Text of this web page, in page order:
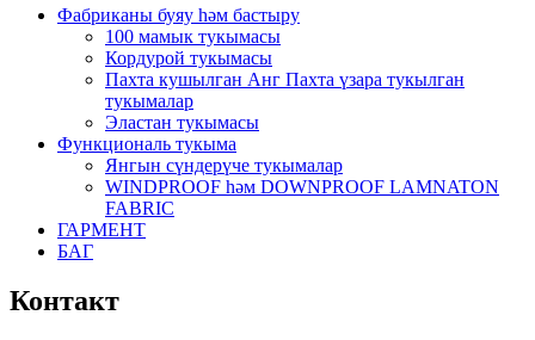
Фабриканы буяу һәм бастыру
100 мамык тукымасы
Кордурой тукымасы
Пахта кушылган Анг Пахта үзара тукылган
тукымалар
Эластан тукымасы
Функциональ тукыма
Янгын сүндерүче тукымалар
WINDPROOF һәм DOWNPROOF LAMNATON
FABRIC
ГАРМЕНТ
БАГ
Контакт